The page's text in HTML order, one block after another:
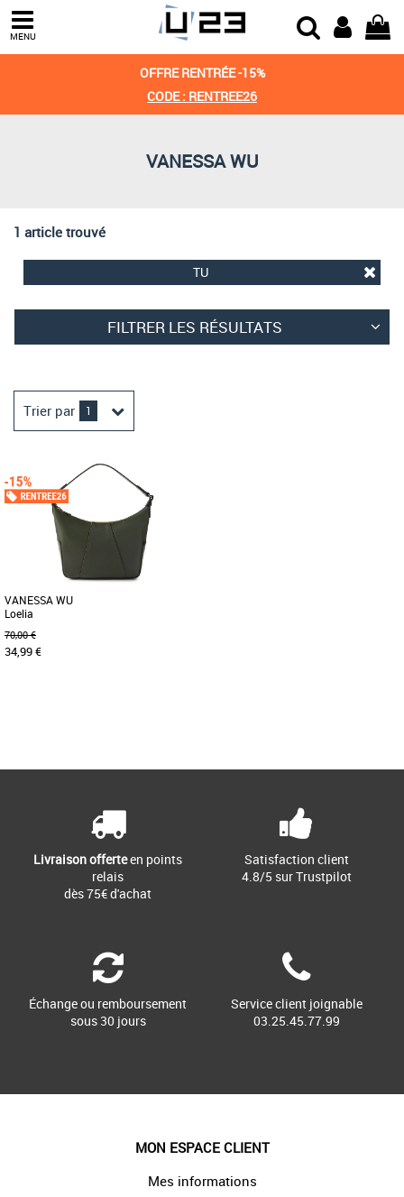
MENU
OFFRE RENTRÉE -15%
CODE : RENTREE26
VANESSA WU
1 article trouvé
TU
FILTRER LES RÉSULTATS
Trier par 1
Trier par
Derniers arrivages
VANESSA WU
Loelia
70,00 €
34,99 €
Livraison offerteen points
relais
dès 75€ d'achat
Satisfaction client
4.8/5 sur Trustpilot
Échange ou remboursement
sous 30 jours
Service client joignable
03.25.45.77.99
MON ESPACE CLIENT
Mes informations